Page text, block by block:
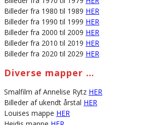
Billeder fra 1980 til 1989 HER
Billeder fra 1990 til 1999 HER
Billeder fra 2000 til 2009 HER
Billeder fra 2010 til 2019 HER
Billeder fra 2020 til 2029 HER
Diverse mapper …
Smalfilm af Annelise Rytz HER
Billeder af ukendt årstal HER
Louises mappe HER